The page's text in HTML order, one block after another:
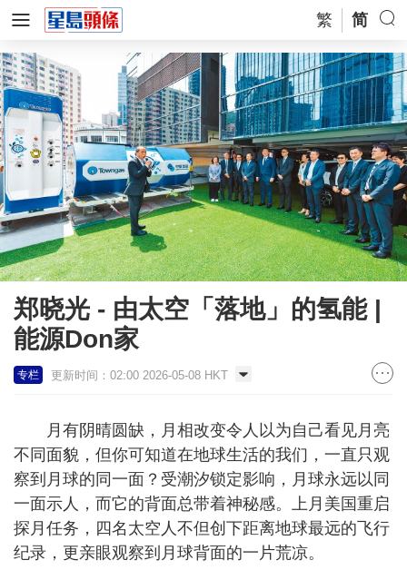
繁 简
郑晓光 - 由太空「落地」的氢能 |
能源Don家
专栏 更新时间：02:00 2026-05-08 HKT
月有阴晴圆缺，月相改变令人以为自己看见月亮
不同面貌，但你可知道在地球生活的我们，一直只观
察到月球的同一面？受潮汐锁定影响，月球永远以同
一面示人，而它的背面总带着神秘感。上月美国重启
探月任务，四名太空人不但创下距离地球最远的飞行
纪录，更亲眼观察到月球背面的一片荒凉。